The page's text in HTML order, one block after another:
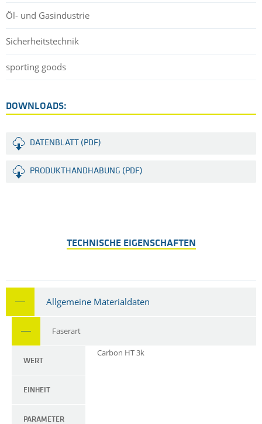
Öl- und Gasindustrie
Sicherheitstechnik
sporting goods
DOWNLOADS:
DATENBLATT (PDF)
PRODUKTHANDHABUNG (PDF)
TECHNISCHE EIGENSCHAFTEN
Allgemeine Materialdaten
Faserart
WERT
Carbon HT 3k
EINHEIT
PARAMETER